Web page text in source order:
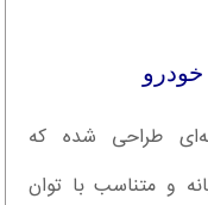
طراحی شده که
و متناسب با توان